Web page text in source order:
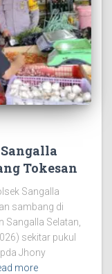
Tokesan
Sangalla
sambang di
Selatan,
sekitar pukul
Jhony
more